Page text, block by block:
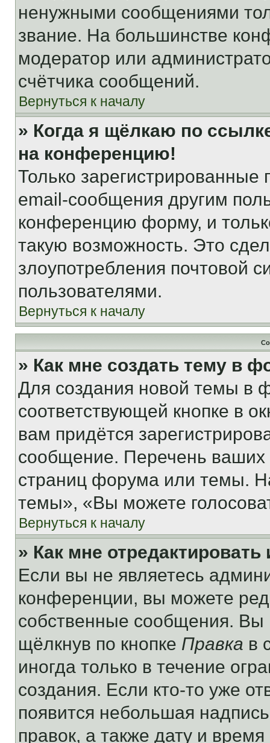
ненужными сообщениями
звание. На большинстве
модератор или
счётчика сообщений.
Вернуться к началу
» Когда я щёлкаю по
на конференцию!
Только зарегистрированные
email-сообщения другим
конференцию форму, и
такую возможность. Это
злоупотребления почтовой
пользователями.
Вернуться к началу
» Как мне создать тему в
Для создания новой темы в
соответствующей кнопке в
вам придётся
сообщение. Перечень ваших
страниц форума или темы.
темы», «Вы можете
Вернуться к началу
» Как мне
Если вы не являетесь
конференции, вы можете
собственные сообщения. Вы
щёлкнув по кнопке Правка в
иногда только в течение
создания. Если кто-то уже
появится небольшая
правок, а также дату и